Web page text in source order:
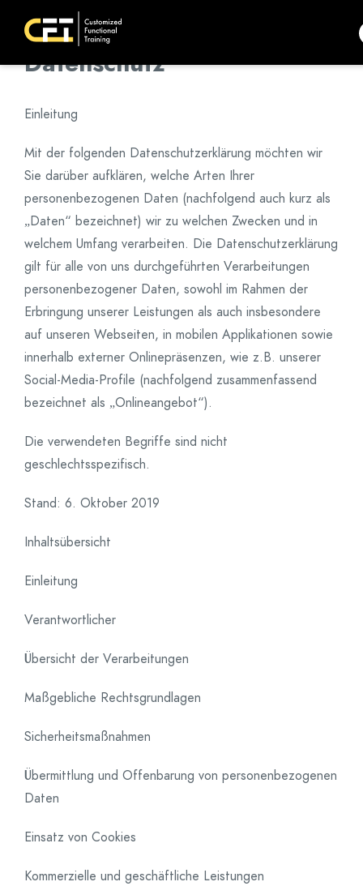
Datenschutz
Einleitung
Mit der folgenden Datenschutzerklärung möchten wir
Sie darüber aufklären, welche Arten Ihrer
personenbezogenen Daten (nachfolgend auch kurz als
„Daten“ bezeichnet) wir zu welchen Zwecken und in
welchem Umfang verarbeiten. Die Datenschutzerklärung
gilt für alle von uns durchgeführten Verarbeitungen
personenbezogener Daten, sowohl im Rahmen der
Erbringung unserer Leistungen als auch insbesondere
auf unseren Webseiten, in mobilen Applikationen sowie
innerhalb externer Onlinepräsenzen, wie z.B. unserer
Social-Media-Profile (nachfolgend zusammenfassend
bezeichnet als „Onlineangebot“).
Die verwendeten Begriffe sind nicht
geschlechtsspezifisch.
Stand: 6. Oktober 2019
Inhaltsübersicht
Einleitung
Verantwortlicher
Übersicht der Verarbeitungen
Maßgebliche Rechtsgrundlagen
Sicherheitsmaßnahmen
Übermittlung und Offenbarung von personenbezogenen
Daten
Einsatz von Cookies
Kommerzielle und geschäftliche Leistungen